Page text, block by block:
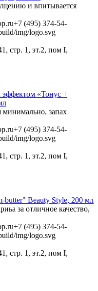
и впитывается
+7 (495) 374-54-
img/logo.svg
стр. 1, эт.2, пом I,
«Тонус +
запах
+7 (495) 374-54-
img/logo.svg
стр. 1, эт.2, пом I,
butter" Beauty Style, 200 мл
за отличное качество,
+7 (495) 374-54-
img/logo.svg
стр. 1, эт.2, пом I,